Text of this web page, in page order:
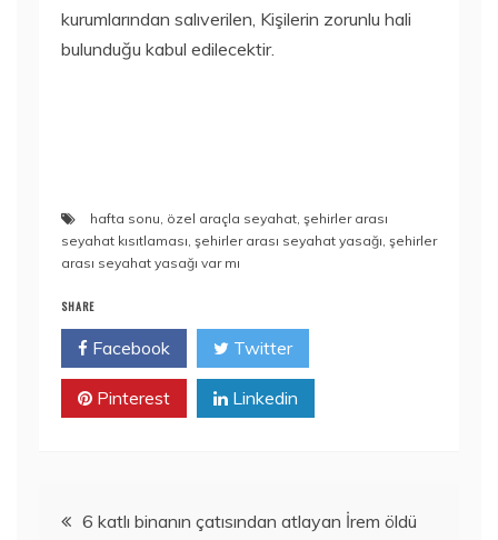
kurumlarından salıverilen, Kişilerin zorunlu hali
bulunduğu kabul edilecektir.
hafta sonu, özel araçla seyahat, şehirler arası
seyahat kısıtlaması, şehirler arası seyahat yasağı, şehirler
arası seyahat yasağı var mı
SHARE
Facebook Twitter
Pinterest Linkedin
Yazı6 katlı binanın çatısından atlayan İrem öldü